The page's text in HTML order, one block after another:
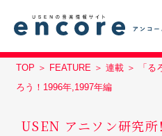
TOP FEATURE 連載
「
ろう！1996年,1997年編
USEN アニソン研究所